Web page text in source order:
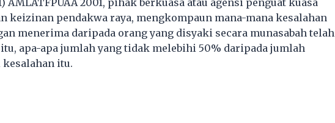
AMLATFPUAA 2001, pihak berkuasa atau agensi penguat kuasa
keizinan pendakwa raya, mengkompaun mana-mana kesalahan
menerima daripada orang yang disyaki secara munasabah telah
apa-apa jumlah yang tidak melebihi 50% daripada jumlah
kesalahan itu.